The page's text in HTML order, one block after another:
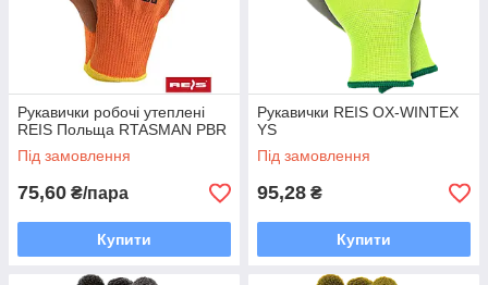
Рукавички робочі утеплені
REIS Польща RTASMAN PBR
Під замовлення
75,60 ₴/пара
Купити
Рукавички REIS OX-WINTEX
YS
Під замовлення
95,28 ₴
Купити